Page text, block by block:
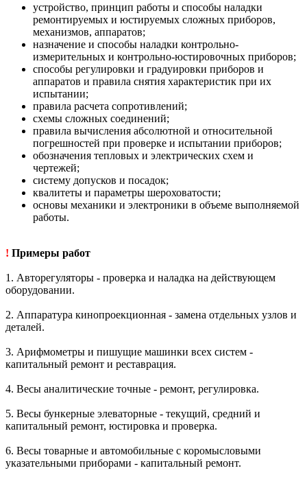
устройство, принцип работы и способы наладки
ремонтируемых и юстируемых сложных приборов,
механизмов, аппаратов;
назначение и способы наладки контрольно-
измерительных и контрольно-юстировочных приборов;
способы регулировки и градуировки приборов и
аппаратов и правила снятия характеристик при их
испытании;
правила расчета сопротивлений;
схемы сложных соединений;
правила вычисления абсолютной и относительной
погрешностей при проверке и испытании приборов;
обозначения тепловых и электрических схем и
чертежей;
систему допусков и посадок;
квалитеты и параметры шероховатости;
основы механики и электроники в объеме выполняемой
работы.
! Примеры работ
1. Авторегуляторы - проверка и наладка на действующем
оборудовании.
2. Аппаратура кинопроекционная - замена отдельных узлов и
деталей.
3. Арифмометры и пишущие машинки всех систем -
капитальный ремонт и реставрация.
4. Весы аналитические точные - ремонт, регулировка.
5. Весы бункерные элеваторные - текущий, средний и
капитальный ремонт, юстировка и проверка.
6. Весы товарные и автомобильные с коромысловыми
указательными приборами - капитальный ремонт.